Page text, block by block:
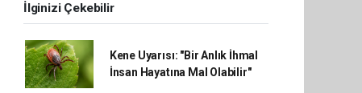
İlginizi Çekebilir
Kene Uyarısı: "Bir Anlık İhmal
İnsan Hayatına Mal Olabilir"